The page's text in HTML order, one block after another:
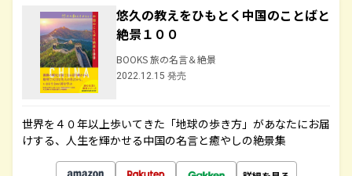
悠久の教えをひもとく中国のことばと
絶景１００
BOOKS 旅の名言＆絶景
2022.12.15 発売
世界を４０年以上歩いてきた「地球の歩き方」があなたにお届
けする、人生を輝かせる中国の名言と癒やしの絶景集